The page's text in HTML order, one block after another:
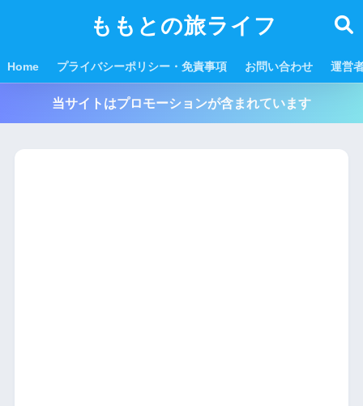
ももとの旅ライフ
Home プライバシーポリシー・免責事項 お問い合わせ 運営
当サイトはプロモーションが含まれています